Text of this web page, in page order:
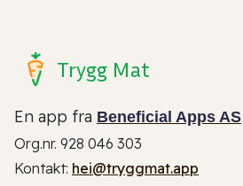
Trygg Mat
En app fra Beneficial Apps AS
Org.nr. 928 046 303
Kontakt: hei@tryggmat.app